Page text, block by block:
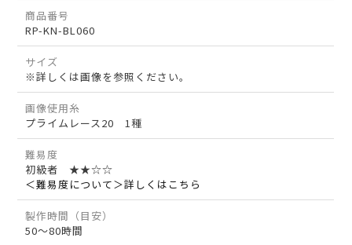
商品番号
RP-KN-BL060
サイズ
※詳しくは画像を参照ください。
画像使用糸
プライムレース20 1種
難易度
初級者 ★★☆☆
＜難易度について＞詳しくはこちら
製作時間（目安）
50～80時間